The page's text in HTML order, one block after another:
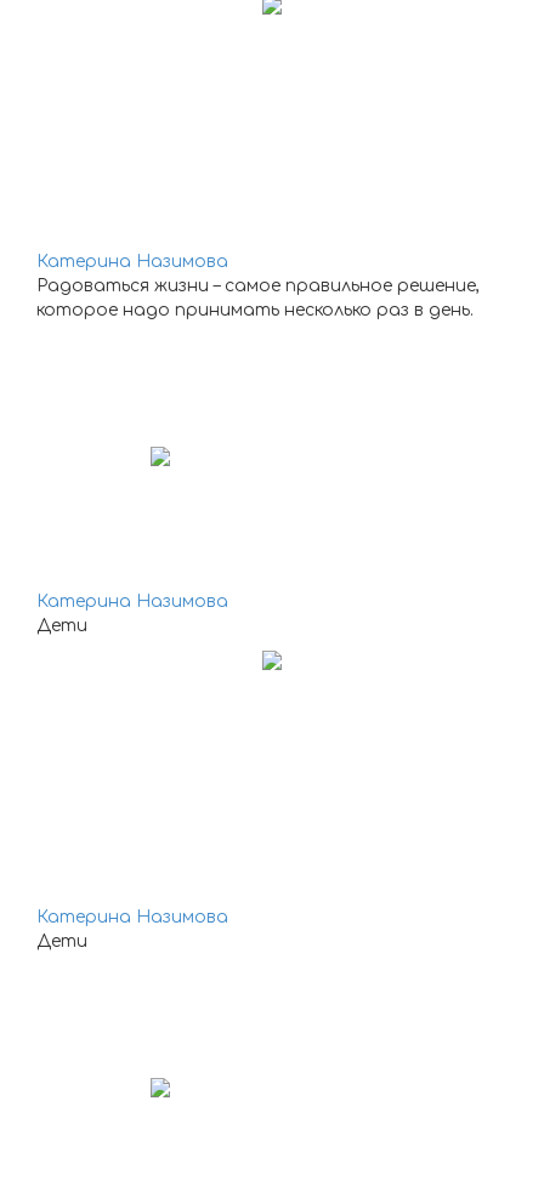
Катерина Назимова
Радоваться жизни – самое правильное решение,
которое надо принимать несколько раз в день.
Катерина Назимова
Дети
Катерина Назимова
Дети